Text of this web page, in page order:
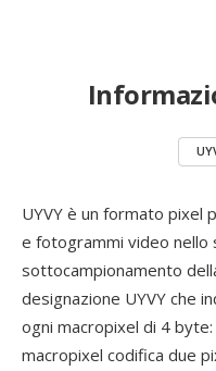
UYVY è un formato pixel
e fotogrammi video nello
sottocampionamento
designazione UYVY che
ogni macropixel di 4 byte:
macropixel codifica due